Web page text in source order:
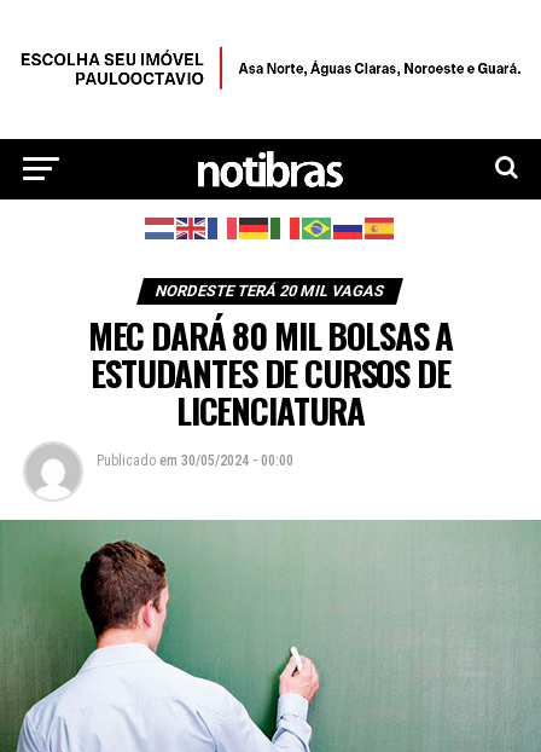
NORDESTE TERÁ 20 MIL VAGAS
MEC DARÁ 80 MIL BOLSAS A
ESTUDANTES DE CURSOS DE
LICENCIATURA
Publicado em 30/05/2024 - 00:00